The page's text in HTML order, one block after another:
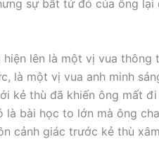
sự bất tử đó của ông lại
lên là một vị vua thông
là một vị vua anh minh
kẻ thù đã khiến ông mất
bài học to lớn mà ông
cảnh giác trước kẻ thù